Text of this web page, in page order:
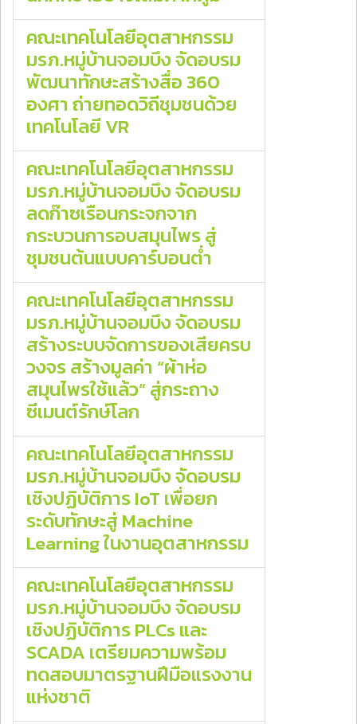
คณะเทคโนโลยีอุตสาหกรรม
มรภ.หมู่บ้านจอมบึง จัดอบรม
พัฒนาทักษะสร้างสื่อ 360
องศา ถ่ายทอดวิถีชุมชนด้วย
เทคโนโลยี VR
คณะเทคโนโลยีอุตสาหกรรม
มรภ.หมู่บ้านจอมบึง จัดอบรม
ลดก๊าซเรือนกระจกจาก
กระบวนการอบสมุนไพร สู่
ชุมชนต้นแบบคาร์บอนต่ำ
คณะเทคโนโลยีอุตสาหกรรม
มรภ.หมู่บ้านจอมบึง จัดอบรม
สร้างระบบจัดการของเสียครบ
วงจร สร้างมูลค่า “ผ้าห่อ
สมุนไพรใช้แล้ว” สู่กระถาง
ซีเมนต์รักษ์โลก
คณะเทคโนโลยีอุตสาหกรรม
มรภ.หมู่บ้านจอมบึง จัดอบรม
เชิงปฏิบัติการ IoT เพื่อยก
ระดับทักษะสู่ Machine
Learning ในงานอุตสาหกรรม
คณะเทคโนโลยีอุตสาหกรรม
มรภ.หมู่บ้านจอมบึง จัดอบรม
เชิงปฏิบัติการ PLCs และ
SCADA เตรียมความพร้อม
ทดสอบมาตรฐานฝีมือแรงงาน
แห่งชาติ